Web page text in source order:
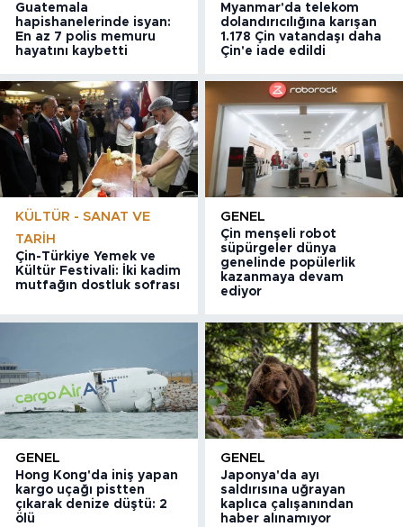
Guatemala
hapishanelerinde isyan:
En az 7 polis memuru
hayatını kaybetti
Myanmar'da telekom
dolandırıcılığına karışan
1.178 Çin vatandaşı daha
Çin'e iade edildi
KÜLTÜR - SANAT VE
TARIH
Çin-Türkiye Yemek ve
Kültür Festivali: İki kadim
mutfağın dostluk sofrası
GENEL
Çin menşeli robot
süpürgeler dünya
genelinde popülerlik
kazanmaya devam
ediyor
GENEL
Hong Kong'da iniş yapan
kargo uçağı pistten
çıkarak denize düştü: 2
ölü
GENEL
Japonya'da ayı
saldırısına uğrayan
kaplıca çalışanından
haber alınamıyor